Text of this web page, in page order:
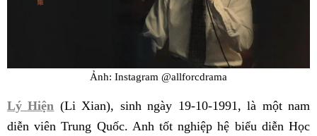
Ảnh: Instagram @allforcdrama
Lý Hiện (Li Xian), sinh ngày 19-10-1991, là một nam
diễn viên Trung Quốc. Anh tốt nghiệp hệ biểu diễn Học